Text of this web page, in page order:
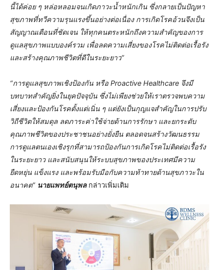
นี้ได้ค่อย ๆ หล่อหลอมจนเกิดภาวะน้ำหนักเกิน ซึ่งกลายเป็นปัญหา
สุขภาพที่ทวีความรุนแรงขึ้นอย่างต่อเนื่อง การเกิดโรคอ้วนจึงเป็น
สัญญาณเตือนที่ชัดเจน ให้ทุกคนตระหนักถึงความสำคัญของการ
ดูแลสุขภาพแบบองค์รวม เพื่อลดความเสี่ยงของโรคไม่ติดต่อเรื้อรัง
และสร้างคุณภาพชีวิตที่ดีในระยะยาว”
“การดูแลสุขภาพเชิงป้องกัน หรือ Proactive Healthcare จึงมี
บทบาทสำคัญยิ่งในยุคปัจจุบัน ซึ่งไม่เพียงช่วยให้เราตรวจพบความ
เสี่ยงและป้องกันโรคตั้งแต่เนิ่น ๆ แต่ยังเป็นกุญแจสำคัญในการปรับ
วิถีชีวิตให้สมดุล ลดภาระค่าใช้จ่ายด้านการรักษา และยกระดับ
คุณภาพชีวิตของประชาชนอย่างยั่งยืน ตลอดจนสร้างวัฒนธรรม
การดูแลตนเองเชิงรุกที่สามารถป้องกันการเกิดโรคไม่ติดต่อเรื้อรัง
ในระยะยาว และสนับสนุนให้ระบบสุขภาพของประเทศมีความ
ยืดหยุ่น แข็งแรง และพร้อมรับมือกับความท้าทายด้านสุขภาวะใน
อนาคต” นายแพทย์ตนุพล กล่าวเพิ่มเติม